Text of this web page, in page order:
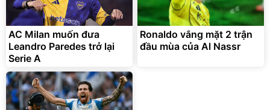
AC Milan muốn đưa
Leandro Paredes trở lại
Serie A
Ronaldo vắng mặt 2 trận
đầu mùa của Al Nassr